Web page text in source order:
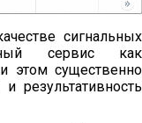
сигнальных
сервис как
этом существенно
результативность